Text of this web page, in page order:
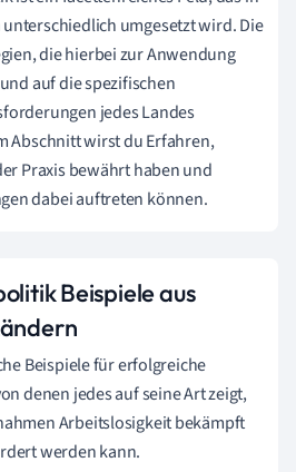
umgesetzt wird. Die
die hierbei zur Anwendung
auf die spezifischen
jedes Landes
Abschnitt wirst du Erfahren,
Praxis bewährt haben und
dabei auftreten können.
Beispiele aus
Beispiele für erfolgreiche
denen jedes auf seine Art zeigt,
Arbeitslosigkeit bekämpft
werden kann.